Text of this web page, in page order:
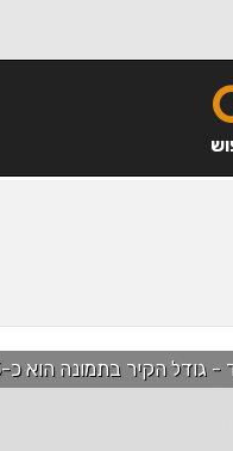
הוא כ-2.5 מ' ניתן לגרור ולהזיז את התמונה